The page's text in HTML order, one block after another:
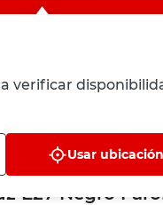
verificar
Usar
PVC Ref
E27 Negro